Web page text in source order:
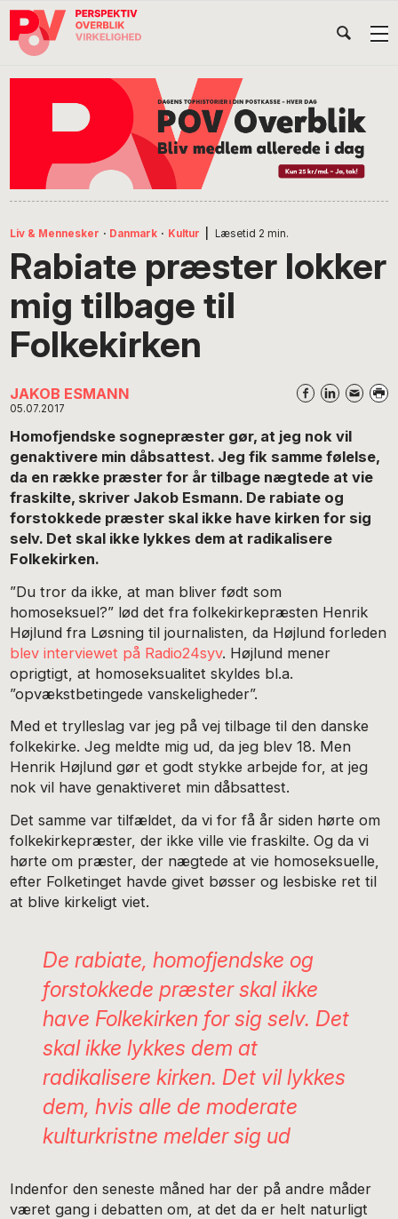
Gå
direkte
Skip
indhold
Gå
direkte
Liv & Mennesker · Danmark · Kultur Læsetid 2 min.
Rabiate præster lokker
mig tilbage til
Folkekirken
JAKOB ESMANN
05.07.2017
Homofjendske sognepræster gør, at jeg nok vil
genaktivere min dåbsattest. Jeg fik samme følelse,
da en række præster for år tilbage nægtede at vie
fraskilte, skriver Jakob Esmann. De rabiate og
forstokkede præster skal ikke have kirken for sig
selv. Det skal ikke lykkes dem at radikalisere
Folkekirken.
”Du tror da ikke, at man bliver født som
homoseksuel?” lød det fra folkekirkepræsten Henrik
Højlund fra Løsning til journalisten, da Højlund forleden
blev interviewet på Radio24syv. Højlund mener
oprigtigt, at homoseksualitet skyldes bl.a.
”opvækstbetingede vanskeligheder”.
Med et trylleslag var jeg på vej tilbage til den danske
folkekirke. Jeg meldte mig ud, da jeg blev 18. Men
Henrik Højlund gør et godt stykke arbejde for, at jeg
nok vil have genaktiveret min dåbsattest.
Det samme var tilfældet, da vi for få år siden hørte om
folkekirkepræster, der ikke ville vie fraskilte. Og da vi
hørte om præster, der nægtede at vie homoseksuelle,
efter Folketinget havde givet bøsser og lesbiske ret til
at blive kirkeligt viet.
De rabiate, homofjendske og
forstokkede præster skal ikke
have Folkekirken for sig selv. Det
skal ikke lykkes dem at
radikalisere kirken. Det vil lykkes
dem, hvis alle de moderate
kulturkristne melder sig ud
Indenfor den seneste måned har der på andre måder
været gang i debatten om, at det da er helt naturligt